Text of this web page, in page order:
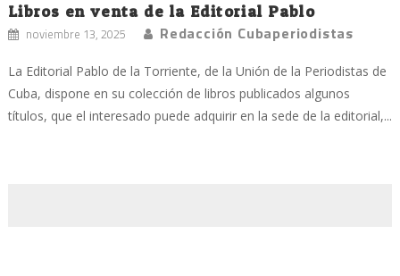
Libros en venta de la Editorial Pablo
noviembre 13, 2025 Redacción Cubaperiodistas
La Editorial Pablo de la Torriente, de la Unión de la Periodistas de
Cuba, dispone en su colección de libros publicados algunos
títulos, que el interesado puede adquirir en la sede de la editorial,...